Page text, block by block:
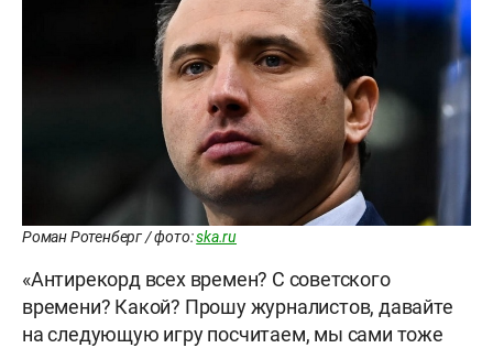
Роман Ротенберг / фото:ska.ru
«Антирекорд всех времен? С советского
времени? Какой? Прошу журналистов, давайте
на следующую игру посчитаем, мы сами тоже